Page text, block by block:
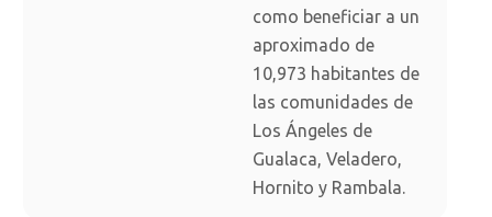
como beneficiar a un
aproximado de
10,973 habitantes de
las comunidades de
Los Ángeles de
Gualaca, Veladero,
Hornito y Rambala.